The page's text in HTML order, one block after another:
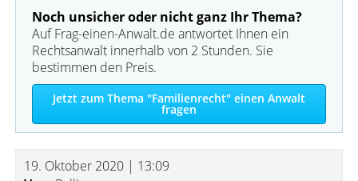
Noch unsicher oder nicht ganz Ihr Thema?
Auf Frag-einen-Anwalt.de antwortet Ihnen ein
Rechtsanwalt innerhalb von 2 Stunden. Sie
bestimmen den Preis.
Jetzt zum Thema "Familienrecht" einen Anwalt
fragen
19. Oktober 2020 | 13:09